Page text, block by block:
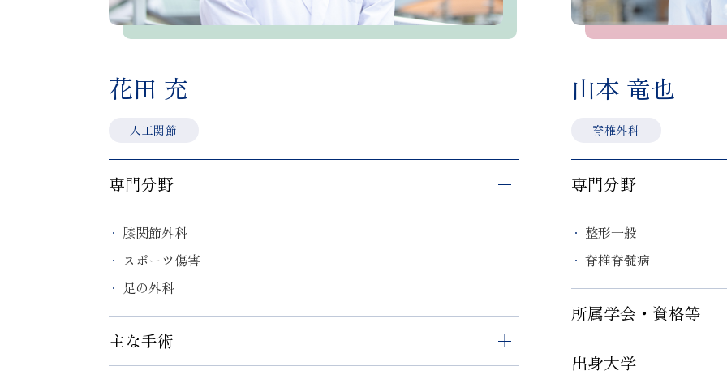
花田 充
人工関節
専門分野
膝関節外科
スポーツ傷害
足の外科
主な手術
山本 竜也
脊椎外科
専門分野
整形一般
脊椎脊髄病
所属学会・資格等
日本整形外科学会認定医
出身大学